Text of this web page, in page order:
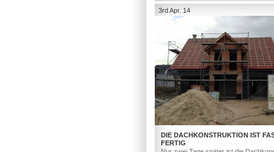
3rd Apr. 14
DIE DACHKONSTRUKTION IST
FERTIG